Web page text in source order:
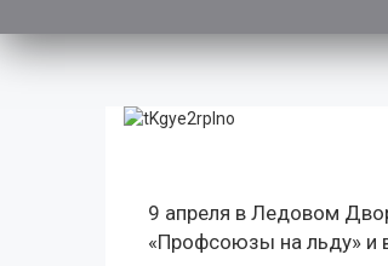
9 апреля в Ледовом
«Профсоюзы на льду» и